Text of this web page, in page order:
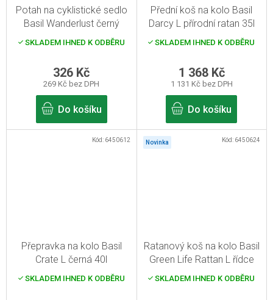
Potah na cyklistické sedlo
Basil Wanderlust černý
SKLADEM IHNED K ODBĚRU
269 Kč bez DPH
326 Kč
Do košíku
Přední koš na kolo Basil
Darcy L přírodní ratan 35l
SKLADEM IHNED K ODBĚRU
1 131 Kč bez DPH
1 368 Kč
Do košíku
Přepravka na kolo Basil
Crate L černá 40l
SKLADEM IHNED K ODBĚRU
Kód: 6450612 Novinka
Ratanový koš na kolo Basil
Green Life Rattan L řídce
SKLADEM IHNED K ODBĚRU
Kód: 6450624